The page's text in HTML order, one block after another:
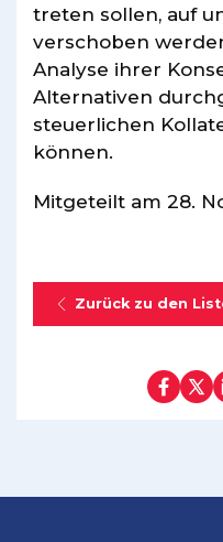
treten sollen, auf
verschoben
Analyse ihrer
Alternativen
steuerlichen
können.
Mitgeteilt am 28.
Zurück zu den